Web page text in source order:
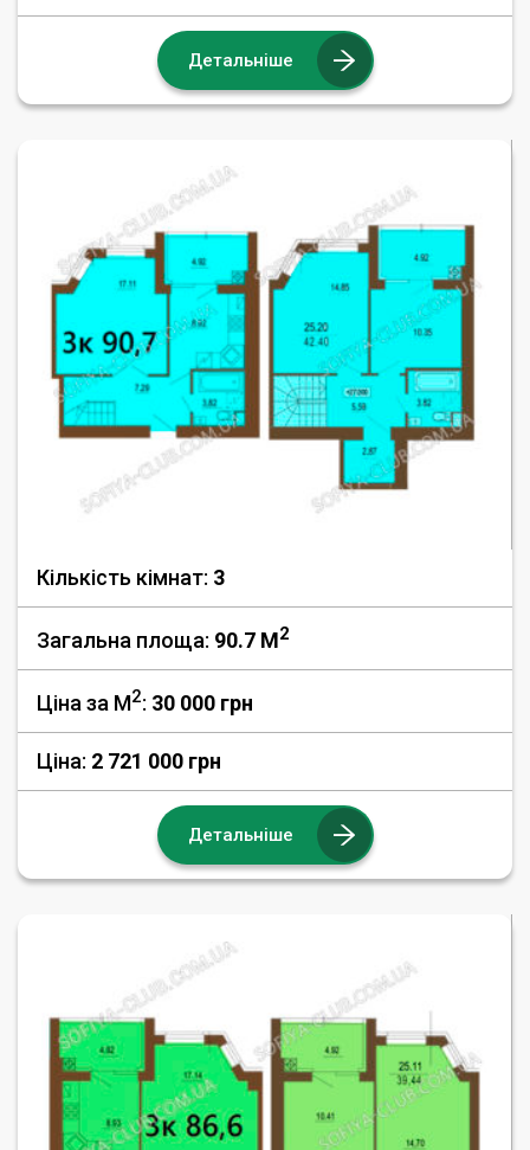
Детальніше
Кількість кімнат: 3
Загальна площа: 90.7 M2
Ціна за М2: 30 000 грн
Ціна: 2 721 000 грн
Детальніше